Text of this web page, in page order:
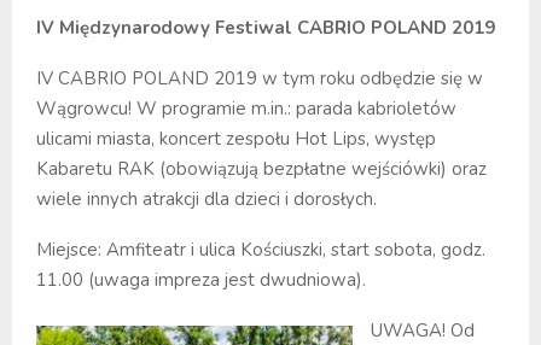
IV Międzynarodowy Festiwal CABRIO POLAND 2019
IV CABRIO POLAND 2019 w tym roku odbędzie się w
Wągrowcu! W programie m.in.: parada kabrioletów
ulicami miasta, koncert zespołu Hot Lips, występ
Kabaretu RAK (obowiązują bezpłatne wejściówki) oraz
wiele innych atrakcji dla dzieci i dorosłych.
Miejsce: Amfiteatr i ulica Kościuszki, start sobota, godz.
11.00 (uwaga impreza jest dwudniowa).
UWAGA! Od